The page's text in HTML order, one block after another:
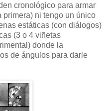
cronológico para armar
primera) ni tengo un único
estáticas (con diálogos)
(3 o 4 viñetas
donde la
de ángulos para darle